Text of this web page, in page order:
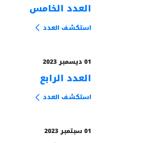
العدد الخامس
استكشف العدد
01 ديسمبر 2023
العدد الرابع
استكشف العدد
01 سبتمبر 2023